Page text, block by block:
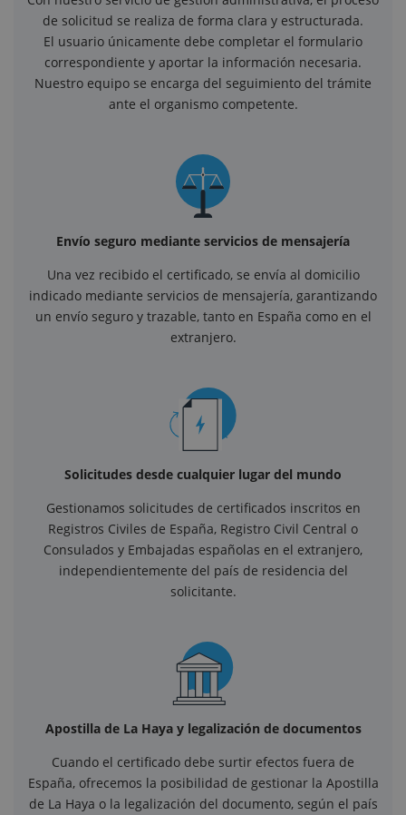
de solicitud se realiza de forma clara y estructurada.
El usuario únicamente debe completar el formulario
correspondiente y aportar la información necesaria.
Nuestro equipo se encarga del seguimiento del trámite
ante el organismo competente.
Envío seguro mediante servicios de mensajería
Una vez recibido el certificado, se envía al domicilio
indicado mediante servicios de mensajería, garantizando
un envío seguro y trazable, tanto en España como en el
extranjero.
Solicitudes desde cualquier lugar del mundo
Gestionamos solicitudes de certificados inscritos en
Registros Civiles de España, Registro Civil Central o
Consulados y Embajadas españolas en el extranjero,
independientemente del país de residencia del
solicitante.
Apostilla de La Haya y legalización de documentos
Cuando el certificado debe surtir efectos fuera de
España, ofrecemos la posibilidad de gestionar la Apostilla
de La Haya o la legalización del documento, según el país